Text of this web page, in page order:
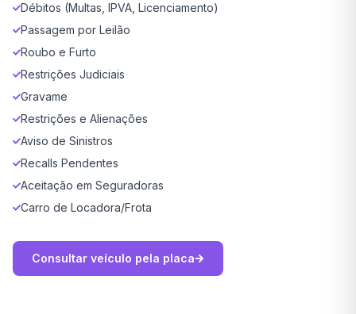
Débitos (Multas, IPVA, Licenciamento)
Passagem por Leilão
Roubo e Furto
Restrições Judiciais
Gravame
Restrições e Alienações
Aviso de Sinistros
Recalls Pendentes
Aceitação em Seguradoras
Carro de Locadora/Frota
Consultar veículo pela placa